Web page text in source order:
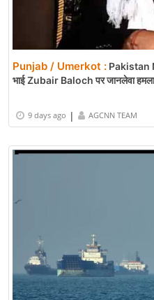
Punjab / Umerkot : Pakistan
भाई Zubair Baloch पर जानलेवा
9 days ago | AGCNN TEAM